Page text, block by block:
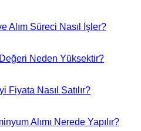
Alım Süreci Nasıl İşler?
Neden Yüksektir?
Fiyata Nasıl Satılır?
Alımı Nerede Yapılır?